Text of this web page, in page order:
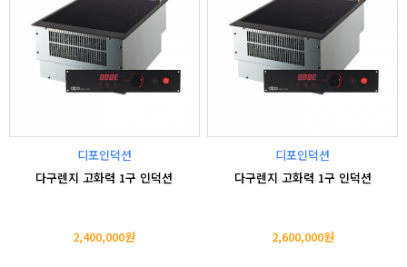
디포인덕션
다구렌지 고화력 1구 인덕션
2,400,000원
디포인덕션
다구렌지 고화력 1구 인덕션
2,600,000원